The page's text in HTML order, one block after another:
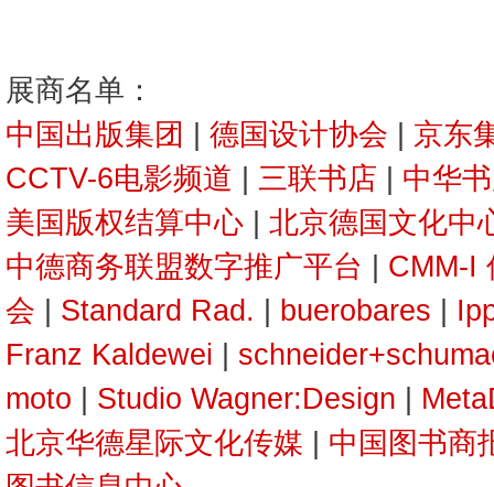
展商名单：
中国出版集团
德国设计协会
京东
CCTV-6电影频道
三联书店
中华
美国版权结算中心
北京德国文化中
中德商务联盟数字推广平台
CMM-I
会
Standard Rad. buerobares
Franz Kaldewei
moto
Studio Wagner:Design
北京华德星际文化传媒
中国图书商